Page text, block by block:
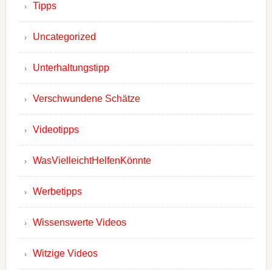
Tipps
Uncategorized
Unterhaltungstipp
Verschwundene Schätze
Videotipps
WasVielleichtHelfenKönnte
Werbetipps
Wissenswerte Videos
Witzige Videos